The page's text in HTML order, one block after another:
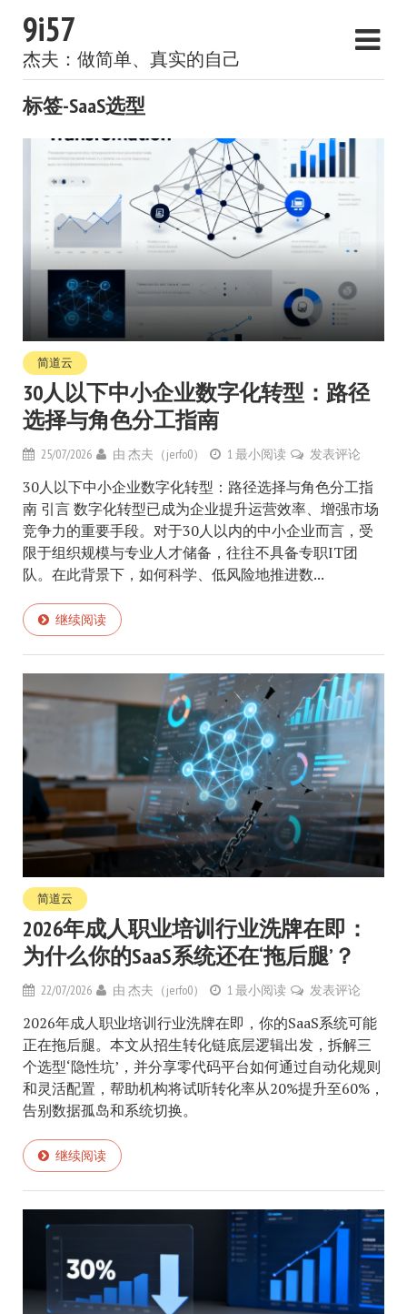
9i57
杰夫：做简单、真实的自己
标签-SaaS选型
简道云
30人以下中小企业数字化转型：路径
选择与角色分工指南
25/07/2026 由 杰夫（jerfo0） 1 最小阅读 发表评论
30人以下中小企业数字化转型：路径选择与角色分工指
南 引言 数字化转型已成为企业提升运营效率、增强市场
竞争力的重要手段。对于30人以内的中小企业而言，受
限于组织规模与专业人才储备，往往不具备专职IT团
队。在此背景下，如何科学、低风险地推进数...
继续阅读
简道云
2026年成人职业培训行业洗牌在即：
为什么你的SaaS系统还在‘拖后腿’？
22/07/2026 由 杰夫（jerfo0） 1 最小阅读 发表评论
2026年成人职业培训行业洗牌在即，你的SaaS系统可能
正在拖后腿。本文从招生转化链底层逻辑出发，拆解三
个选型‘隐性坑’，并分享零代码平台如何通过自动化规则
和灵活配置，帮助机构将试听转化率从20%提升至60%，
告别数据孤岛和系统切换。
继续阅读